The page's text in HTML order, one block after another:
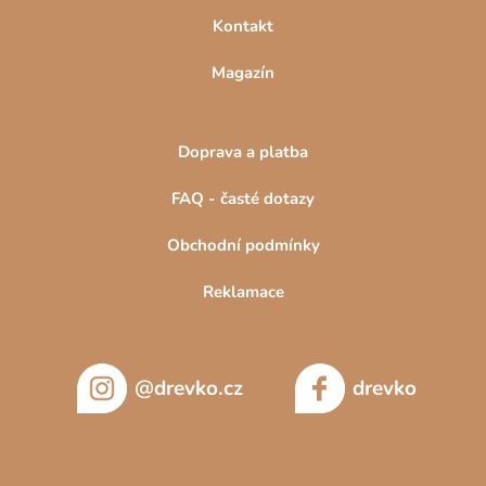
S jejich univerzálním designem a funkčními vlastnostmi jsou
šedé šatní skříně perfektním doplňkem pro každou domácnost.
Bílé skříněnebo
Kontakt
Magazín
Doprava a platba
FAQ - časté dotazy
Obchodní podmínky
Reklamace
@drevko.cz drevko